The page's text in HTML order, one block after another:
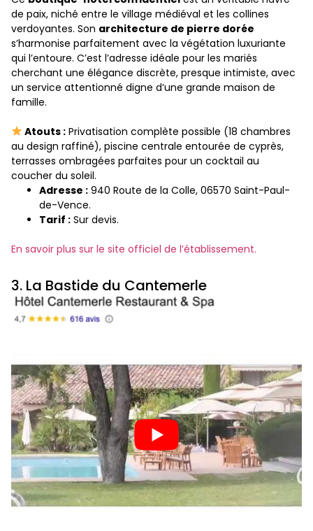
de paix, niché entre le village médiéval et les collines
verdoyantes. Son architecture de pierre dorée
s’harmonise parfaitement avec la végétation luxuriante
qui l’entoure. C’est l’adresse idéale pour les mariés
cherchant une élégance discrète, presque intimiste, avec
un service attentionné digne d’une grande maison de
famille.
Atouts :Privatisation complète possible (18 chambres
au design raffiné), piscine centrale entourée de cyprès,
terrasses ombragées parfaites pour un cocktail au
coucher du soleil.
Adresse : 940 Route de la Colle, 06570 Saint-Paul-
de-Vence.
Tarif : Sur devis.
En savoir plus sur le site officiel de l’établissement.
3. La Bastide du Cantemerle